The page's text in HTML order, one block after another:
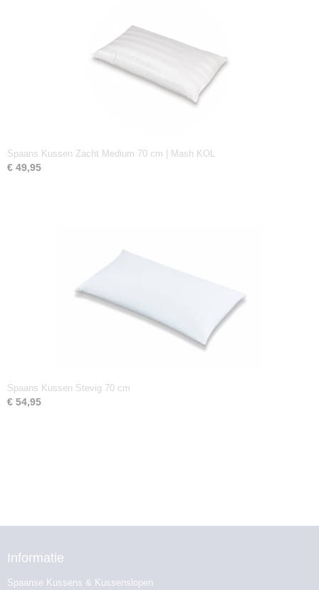
Spaans Kussen Zacht Medium 70 cm | Mash KOL
€ 49,95
Spaans Kussen Stevig 70 cm
€ 54,95
Informatie
Spaanse Kussens & Kussenslopen